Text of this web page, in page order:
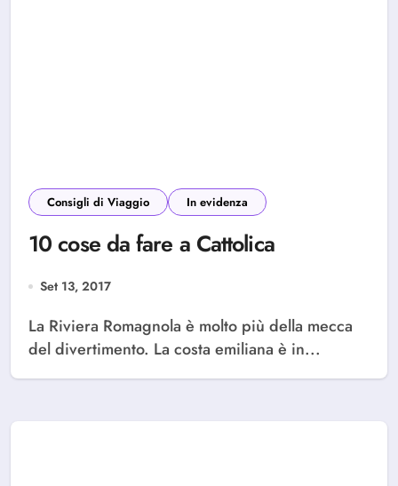
Consigli di Viaggio In evidenza
10 cose da fare a Cattolica
Set 13, 2017
La Riviera Romagnola è molto più della mecca
del divertimento. La costa emiliana è in...